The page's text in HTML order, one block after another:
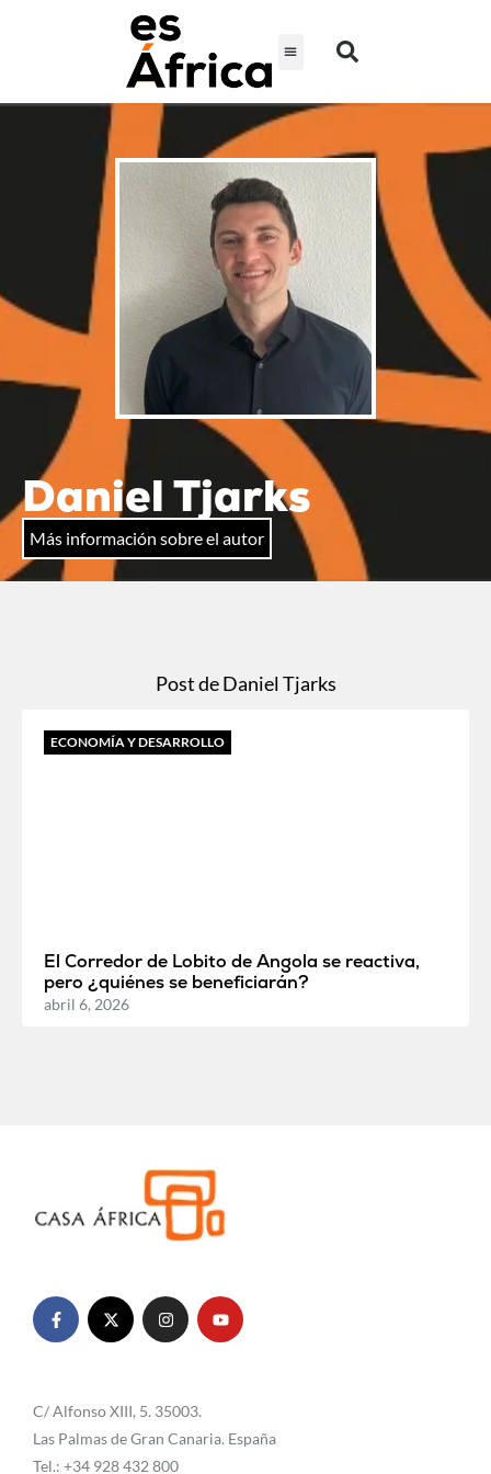
Daniel Tjarks
Más información sobre el autor
Post de Daniel Tjarks
ECONOMÍA Y DESARROLLO
El Corredor de Lobito de Angola se reactiva,
pero ¿quiénes se beneficiarán?
abril 6, 2026
C/ Alfonso XIII, 5. 35003.
Las Palmas de Gran Canaria. España
Tel.: +34 928 432 800